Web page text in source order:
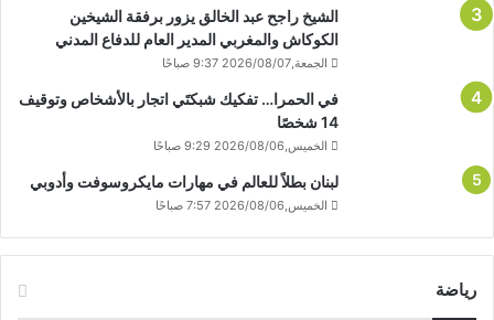
الشيخ راجح عبد الخالق يزور برفقة الشيخين
الكوكاش والمغربي المدير العام للدفاع المدني
الجمعة,2026/08/07 9:37 صباحًا
في الحمرا… تفكيك شبكتَي اتجار بالأشخاص وتوقيف
14 شخصًا
الخميس,2026/08/06 9:29 صباحًا
لبنان بطلاً للعالم في مهارات مايكروسوفت وأدوبي
الخميس,2026/08/06 7:57 صباحًا
رياضة